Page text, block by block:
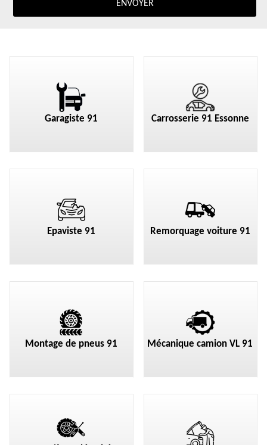
Garagiste 91 Carrosserie 91 Essonne
Epaviste 91 Remorquage voiture 91
Montage de pneus 91 Mécanique camion VL 91